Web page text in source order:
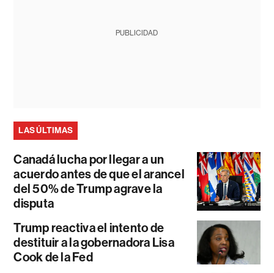
PUBLICIDAD
LAS ÚLTIMAS
Canadá lucha por llegar a un
acuerdo antes de que el arancel
del 50% de Trump agrave la
disputa
Trump reactiva el intento de
destituir a la gobernadora Lisa
Cook de la Fed